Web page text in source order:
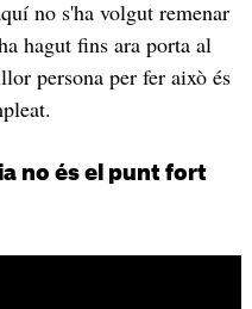
no s'ha volgut remenar
hagut fins ara porta al
persona per fer això és
no és el punt fort